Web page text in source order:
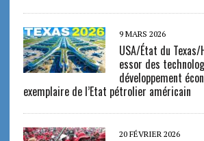
9 MARS 2026
USA/État du
essor des
développement
exemplaire de l’Etat pétrolier américain
20 FÉVRIER 2026